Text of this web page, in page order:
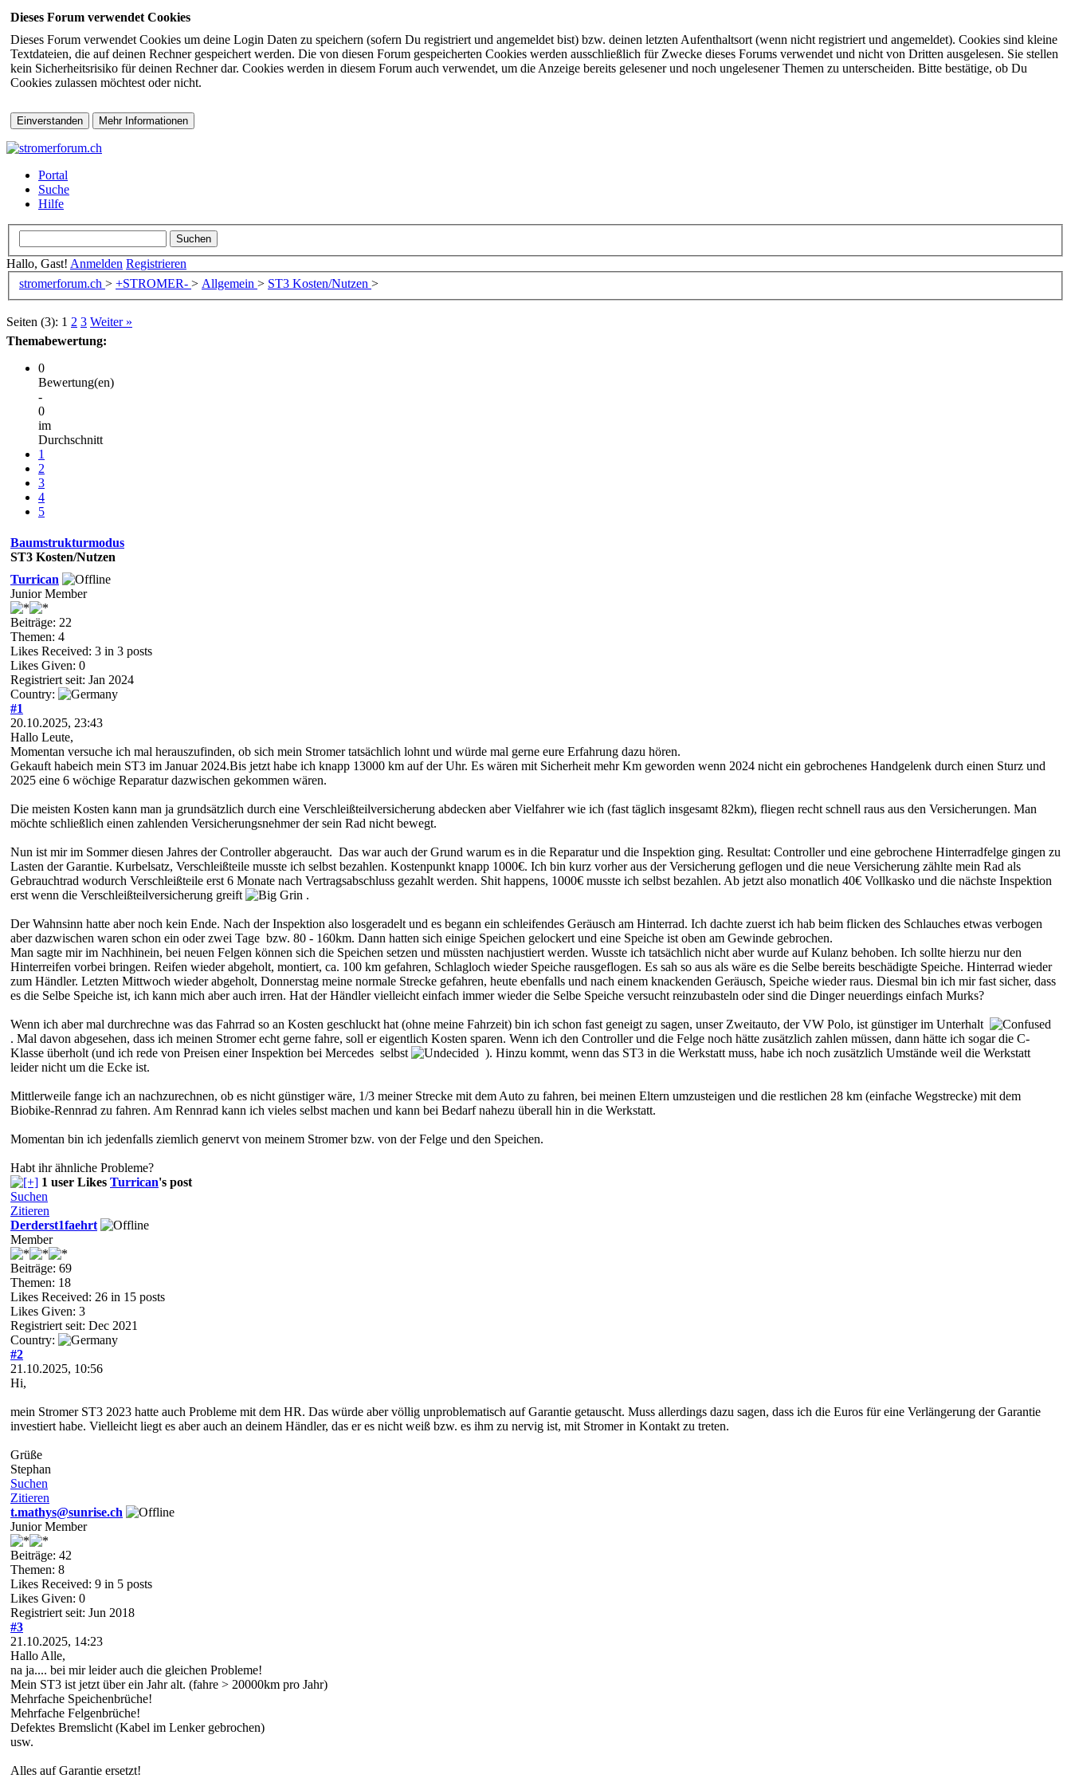
Dieses Forum verwendet Cookies
Dieses Forum verwendet Cookies um deine Login Daten zu speichern (sofern Du registriert und angemeldet bist) bzw. deinen letzten Aufenthaltsort (wenn nicht registriert und angemeldet). Cookies sind kleine
Textdateien, die auf deinen Rechner gespeichert werden. Die von diesen Forum gespeicherten Cookies werden ausschließlich für Zwecke dieses Forums verwendet und nicht von Dritten ausgelesen. Sie stellen
kein Sicherheitsrisiko für deinen Rechner dar. Cookies werden in diesem Forum auch verwendet, um die Anzeige bereits gelesener und noch ungelesener Themen zu unterscheiden. Bitte bestätige, ob Du
Cookies zulassen möchtest oder nicht.
Portal
Suche
Hilfe
Hallo, Gast! Anmelden Registrieren
stromerforum.ch > +STROMER- > Allgemein > ST3 Kosten/Nutzen >
Seiten (3): 1 2 3 Weiter »
Themabewertung:
0
Bewertung(en)
-
0
im
Durchschnitt
1
2
3
4
5
Baumstrukturmodus
ST3 Kosten/Nutzen
Turrican
Junior Member
Beiträge: 22
Themen: 4
Likes Received: 3 in 3 posts
Likes Given: 0
Registriert seit: Jan 2024
Country:
#1
20.10.2025, 23:43
Hallo Leute,
Momentan versuche ich mal herauszufinden, ob sich mein Stromer tatsächlich lohnt und würde mal gerne eure Erfahrung dazu hören.
Gekauft habeich mein ST3 im Januar 2024.Bis jetzt habe ich knapp 13000 km auf der Uhr. Es wären mit Sicherheit mehr Km geworden wenn 2024 nicht ein gebrochenes Handgelenk durch einen Sturz und
2025 eine 6 wöchige Reparatur dazwischen gekommen wären.
Die meisten Kosten kann man ja grundsätzlich durch eine Verschleißteilversicherung abdecken aber Vielfahrer wie ich (fast täglich insgesamt 82km), fliegen recht schnell raus aus den Versicherungen. Man
möchte schließlich einen zahlenden Versicherungsnehmer der sein Rad nicht bewegt.
Nun ist mir im Sommer diesen Jahres der Controller abgeraucht. Das war auch der Grund warum es in die Reparatur und die Inspektion ging. Resultat: Controller und eine gebrochene Hinterradfelge gingen zu
Lasten der Garantie. Kurbelsatz, Verschleißteile musste ich selbst bezahlen. Kostenpunkt knapp 1000€. Ich bin kurz vorher aus der Versicherung geflogen und die neue Versicherung zählte mein Rad als
Gebrauchtrad wodurch Verschleißteile erst 6 Monate nach Vertragsabschluss gezahlt werden. Shit happens, 1000€ musste ich selbst bezahlen. Ab jetzt also monatlich 40€ Vollkasko und die nächste Inspektion
erst wenn die Verschleißteilversicherung greift
.
Der Wahnsinn hatte aber noch kein Ende. Nach der Inspektion also losgeradelt und es begann ein schleifendes Geräusch am Hinterrad. Ich dachte zuerst ich hab beim flicken des Schlauches etwas verbogen
aber dazwischen waren schon ein oder zwei Tage bzw. 80 - 160km. Dann hatten sich einige Speichen gelockert und eine Speiche ist oben am Gewinde gebrochen.
Man sagte mir im Nachhinein, bei neuen Felgen können sich die Speichen setzen und müssten nachjustiert werden. Wusste ich tatsächlich nicht aber wurde auf Kulanz behoben. Ich sollte hierzu nur den
Hinterreifen vorbei bringen. Reifen wieder abgeholt, montiert, ca. 100 km gefahren, Schlagloch wieder Speiche rausgeflogen. Es sah so aus als wäre es die Selbe bereits beschädigte Speiche. Hinterrad wieder
zum Händler. Letzten Mittwoch wieder abgeholt, Donnerstag meine normale Strecke gefahren, heute ebenfalls und nach einem knackenden Geräusch, Speiche wieder raus. Diesmal bin ich mir fast sicher, dass
es die Selbe Speiche ist, ich kann mich aber auch irren. Hat der Händler vielleicht einfach immer wieder die Selbe Speiche versucht reinzubasteln oder sind die Dinger neuerdings einfach Murks?
Wenn ich aber mal durchrechne was das Fahrrad so an Kosten geschluckt hat (ohne meine Fahrzeit) bin ich schon fast geneigt zu sagen, unser Zweitauto, der VW Polo, ist günstiger im Unterhalt
. Mal davon abgesehen, dass ich meinen Stromer echt gerne fahre, soll er eigentlich Kosten sparen. Wenn ich den Controller und die Felge noch hätte zusätzlich zahlen müssen, dann hätte ich sogar die C-
Klasse überholt (und ich rede von Preisen einer Inspektion bei Mercedes selbst
). Hinzu kommt, wenn das ST3 in die Werkstatt muss, habe ich noch zusätzlich Umstände weil die Werkstatt
leider nicht um die Ecke ist.
Mittlerweile fange ich an nachzurechnen, ob es nicht günstiger wäre, 1/3 meiner Strecke mit dem Auto zu fahren, bei meinen Eltern umzusteigen und die restlichen 28 km (einfache Wegstrecke) mit dem
Biobike-Rennrad zu fahren. Am Rennrad kann ich vieles selbst machen und kann bei Bedarf nahezu überall hin in die Werkstatt.
Momentan bin ich jedenfalls ziemlich genervt von meinem Stromer bzw. von der Felge und den Speichen.
Habt ihr ähnliche Probleme?
1 user Likes Turrican's post
Suchen
Zitieren
Derderst1faehrt
Member
Beiträge: 69
Themen: 18
Likes Received: 26 in 15 posts
Likes Given: 3
Registriert seit: Dec 2021
Country:
#2
21.10.2025, 10:56
Hi,
mein Stromer ST3 2023 hatte auch Probleme mit dem HR. Das würde aber völlig unproblematisch auf Garantie getauscht. Muss allerdings dazu sagen, dass ich die Euros für eine Verlängerung der Garantie
investiert habe. Vielleicht liegt es aber auch an deinem Händler, das er es nicht weiß bzw. es ihm zu nervig ist, mit Stromer in Kontakt zu treten.
Grüße
Stephan
Suchen
Zitieren
t.mathys@sunrise.ch
Junior Member
Beiträge: 42
Themen: 8
Likes Received: 9 in 5 posts
Likes Given: 0
Registriert seit: Jun 2018
#3
21.10.2025, 14:23
Hallo Alle,
na ja.... bei mir leider auch die gleichen Probleme!
Mein ST3 ist jetzt über ein Jahr alt. (fahre > 20000km pro Jahr)
Mehrfache Speichenbrüche!
Mehrfache Felgenbrüche!
Defektes Bremslicht (Kabel im Lenker gebrochen)
usw.
Alles auf Garantie ersetzt!